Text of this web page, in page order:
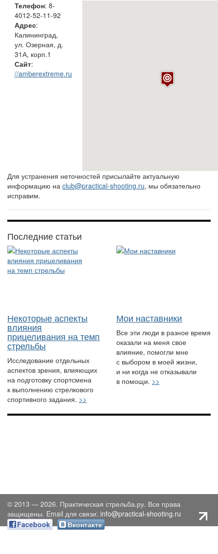
Телефон: 8-
4012-52-11-92
Адрес:
Калининград,
ул. Озерная, д.
31А, корп.1
Сайт:
//amberextreme.ru
Для устранения неточностей присылайте актуальную
информацию на club@practical-shooting.ru, мы обязательно
исправим.
Последние статьи
Некоторые аспекты
влияния
прицеливания на темп
стрельбы
Исследование отдельных
аспектов зрения, влияющих
на подготовку спортсмена
к выполнению стрелкового
спортивного задания. >>
Мои наставники
Все эти люди в разное время
оказали на меня свое
влияние, помогли мне
с выбором в моей жизни,
и ни когда не отказывали
в помощи. >>
© 2013 — 2026. Практическая стрельба.ру. Все права
защищены. Email для связи: info@practical-shooting.ru
Facebook
Вконтакте